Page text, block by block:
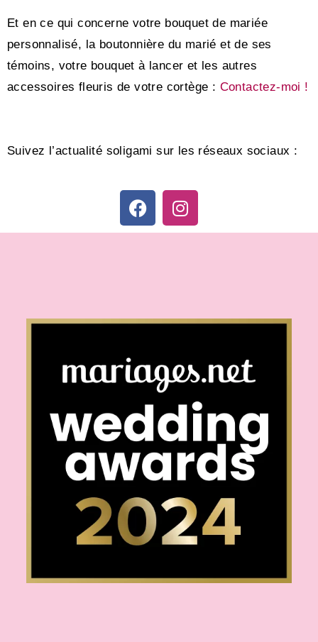
Et en ce qui concerne votre bouquet de mariée
personnalisé, la boutonnière du marié et de ses
témoins, votre bouquet à lancer et les autres
accessoires fleuris de votre cortège : Contactez-moi !
Suivez l’actualité soligami sur les réseaux sociaux :